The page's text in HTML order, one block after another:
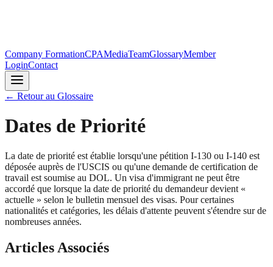
Company FormationCPAMediaTeamGlossaryMember
LoginContact
← Retour au Glossaire
Dates de Priorité
La date de priorité est établie lorsqu'une pétition I-130 ou I-140 est
déposée auprès de l'USCIS ou qu'une demande de certification de
travail est soumise au DOL. Un visa d'immigrant ne peut être
accordé que lorsque la date de priorité du demandeur devient «
actuelle » selon le bulletin mensuel des visas. Pour certaines
nationalités et catégories, les délais d'attente peuvent s'étendre sur de
nombreuses années.
Articles Associés